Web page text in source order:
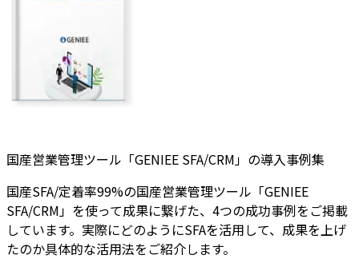
国産営業管理ツール「GENIEE SFA/CRM」の導入事例集
国産SFA/定着率99%の国産営業管理ツール「GENIEE
SFA/CRM」を使って成果に繋げた、4つの成功事例をご掲載
しています。実際にどのようにSFAを活用して、成果を上げ
たのか具体的な活用法をご紹介します。